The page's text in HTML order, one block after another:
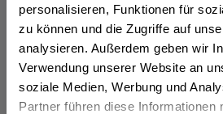
personalisieren, Funktionen für
zu können und die Zugriffe auf
analysieren. Außerdem geben wir
Verwendung unserer Website an
soziale Medien, Werbung und
Partner führen diese Informationen
Giulio Cocchi war ein Konditor aus
in der beliebtesten Bar auf der
des 19. Jahrhunderts zog er nach
fasziniert von der lokalen